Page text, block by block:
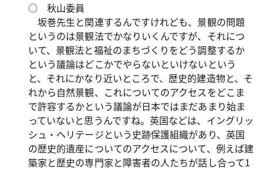
○ 秋山委員
坂巻先生と関連するんですけれども、景観の問題
というのは景観法でかなりいくんですが、それにつ
いて、景観法と福祉のまちづくりをどう調整するか
という議論はどこかでやらないといけないという
と、それにかなり近いところで、歴史的建造物と、そ
れから自然景観、これについてのアクセスをどこま
で許容するかという議論が日本ではまだあまり始ま
っていないと思うんですね。英国などは、イングリッ
シュ・ヘリテージという史跡保護組織があり、英国
の歴史的遺産についてのアクセスについて、例えば建
築家と歴史の専門家と障害者の人たちが話し合って1